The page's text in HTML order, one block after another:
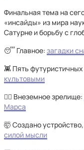
Финальная тема на
«инсайды» из мира
Сатурне и борьбу с
😴 Главное: загадки
👾 Пять
культовыми
😶‍🌫️ Внеземное зрелище:
Марса
🤯 Создано
силой мысли